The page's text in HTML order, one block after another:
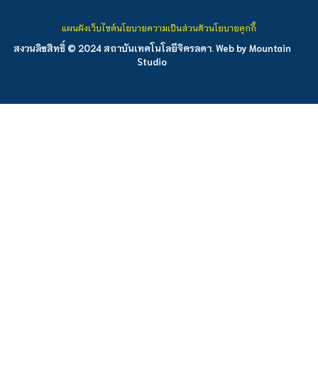
สงวนลิขสิทธิ์ © 2024 สถาบันเทคโนโลยีจิตรลดา. Web by Mountain
Studio
แผนผังเว็บไซต์นโยบายความเป็นส่วนตัวนโยบายคุกกี้